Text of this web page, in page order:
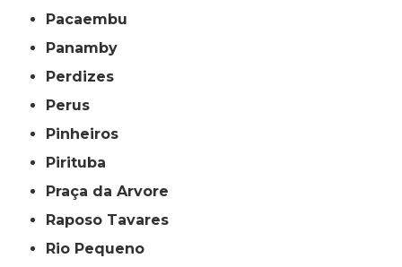
Pacaembu
Panamby
Perdizes
Perus
Pinheiros
Pirituba
Praça da Arvore
Raposo Tavares
Rio Pequeno